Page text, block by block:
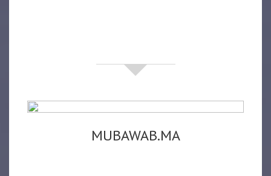
MUBAWAB.MA